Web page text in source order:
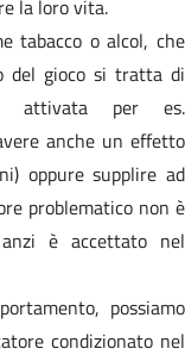
la loro vita.
tabacco o alcol, che
del gioco si tratta di
attivata per es.
anche un effetto
oppure supplire ad
problematico non è
è accettato nel
possiamo
condizionato nel